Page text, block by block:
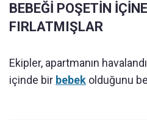
BEBEĞİ POŞETİN
FIRLATMIŞLAR
Ekipler, apartmanın
içinde bir bebek olduğunu